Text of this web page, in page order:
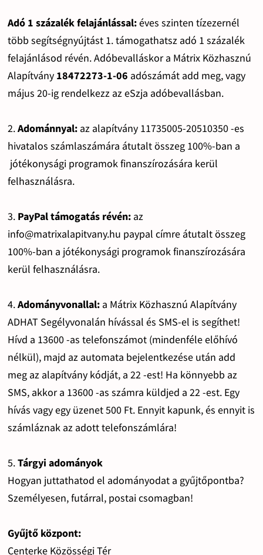
Adó 1 százalék felajánlással:éves szinten tízezernél
több segítségnyújtást 1. támogathatsz adó 1 százalék
felajánlásod révén. Adóbevalláskor a Mátrix Közhasznú
Alapítvány 18472273-1-06 adószámát add meg, vagy
május 20-ig rendelkezz az eSzja adóbevallásban.
2.Adománnyal: az alapítvány 11735005-20510350 -es
hivatalos számlaszámára átutalt összeg 100%-ban a
jótékonysági programok finanszírozására kerül
felhasználásra.
3. PayPal támogatás révén: az
info@matrixalapitvany.hu paypal címre átutalt összeg
100%-ban a jótékonysági programok finanszírozására
kerül felhasználásra.
4.Adományvonallal:a Mátrix Közhasznú Alapítvány
ADHAT Segélyvonalán hívással és SMS-el is segíthet!
Hívd a 13600 -as telefonszámot (mindenféle előhívó
nélkül), majd az automata bejelentkezése után add
meg az alapítvány kódját, a 22 -est! Ha könnyebb az
SMS, akkor a 13600 -as számra küldjed a 22 -est. Egy
hívás vagy egy üzenet 500 Ft. Ennyit kapunk, és ennyit is
számláznak az adott telefonszámlára!
5.Tárgyi adományok
Hogyan juttathatod el adományodat a gyűjtőpontba?
Személyesen, futárral, postai csomagban!
Gyűjtő központ:
Centerke Közösségi Tér